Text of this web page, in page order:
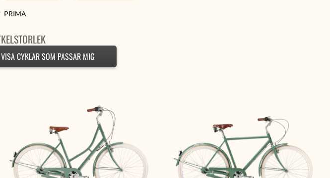
PRIMA
VISA CYKLAR SOM PASSAR MIG